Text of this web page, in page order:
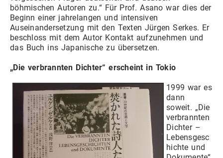
böhmischen Autoren zu.“ Für Prof. Asano war dies der
Beginn einer jahrelangen und intensiven
Auseinandersetzung mit den Texten Jürgen Serkes. Er
beschloss mit dem Autor Kontakt aufzunehmen und
das Buch ins Japanische zu übersetzen.
„Die verbrannten Dichter“ erscheint in Tokio
1999 war es
dann
soweit. „Die
verbrannten
Dichter –
Lebensgesc
hichte und